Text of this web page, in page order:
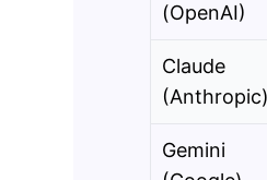
(OpenAI)
Claude
(Anthropic)
Gemini